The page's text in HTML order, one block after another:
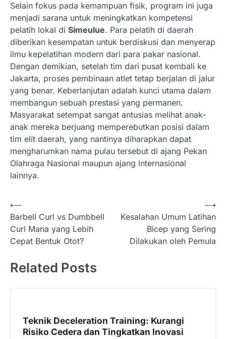
Selain fokus pada kemampuan fisik, program ini juga
menjadi sarana untuk meningkatkan kompetensi
pelatih lokal di Simeulue. Para pelatih di daerah
diberikan kesempatan untuk berdiskusi dan menyerap
ilmu kepelatihan modern dari para pakar nasional.
Dengan demikian, setelah tim dari pusat kembali ke
Jakarta, proses pembinaan atlet tetap berjalan di jalur
yang benar. Keberlanjutan adalah kunci utama dalam
membangun sebuah prestasi yang permanen.
Masyarakat setempat sangat antusias melihat anak-
anak mereka berjuang memperebutkan posisi dalam
tim elit daerah, yang nantinya diharapkan dapat
mengharumkan nama pulau tersebut di ajang Pekan
Olahraga Nasional maupun ajang internasional
lainnya.
N
a
v
g
⟵
Barbell Curl vs Dumbbell
Curl Mana yang Lebih
Cepat Bentuk Otot?
Kesalahan Umum Latihan
Bicep yang Sering
Dilakukan oleh Pemula
⟶
Related Posts
Teknik Deceleration Training: Kurangi
Risiko Cedera dan Tingkatkan Inovasi